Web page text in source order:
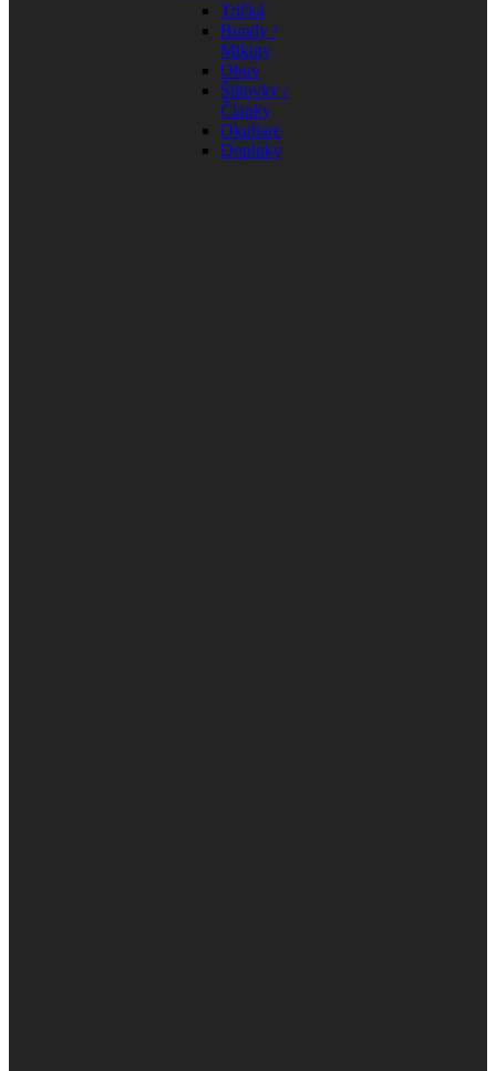
Tričká
Bundy /
Mikiny
Obuv
Šiltovky /
Čiapky
Okuliare
Doplnky